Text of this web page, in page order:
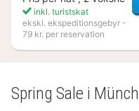
inkl. turistskat
ekskl. ekspeditionsgebyr -
79 kr. per reservation
Spring Sale i